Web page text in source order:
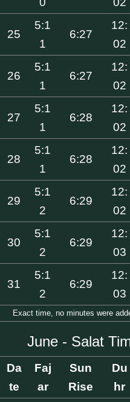
25
5:1
1
6:27
12:
02
26
5:1
1
6:27
12:
02
27
5:1
1
6:28
12:
02
28
5:1
1
6:28
12:
02
29
5:1
2
6:29
12:
02
30
5:1
2
6:29
12:
03
31
5:1
2
6:29
12:
03
Exact time, no minutes were
June - Salat
Da
te
Faj
ar
Sun
Rise
Du
hr